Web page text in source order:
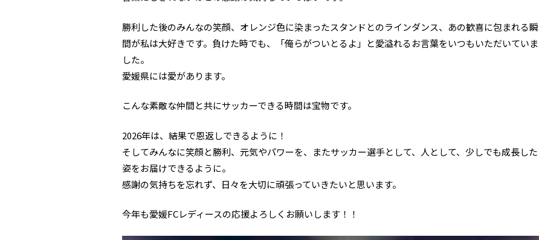
勝利した後のみんなの笑顔、オレンジ色に染まったスタンドとのラインダンス、あの歓喜に包まれる瞬
間が私は大好きです。負けた時でも、「俺らがついとるよ」と愛溢れるお言葉をいつもいただいていま
した。
愛媛県には愛があります。
こんな素敵な仲間と共にサッカーできる時間は宝物です。
2026年は、結果で恩返しできるように！
そしてみんなに笑顔と勝利、元気やパワーを、またサッカー選手として、人として、少しでも成長した
姿をお届けできるように。
感謝の気持ちを忘れず、日々を大切に頑張っていきたいと思います。
今年も愛媛FCレディースの応援よろしくお願いします！！